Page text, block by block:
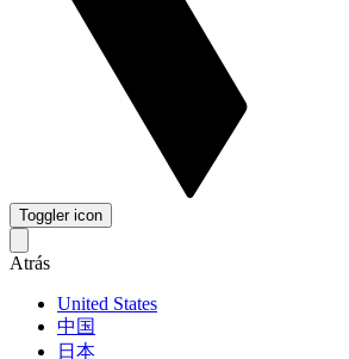
Toggler icon
Atrás
United States
中国
日本